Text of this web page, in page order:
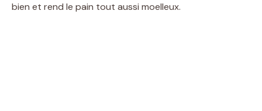
bien et rend le pain tout aussi moelleux.